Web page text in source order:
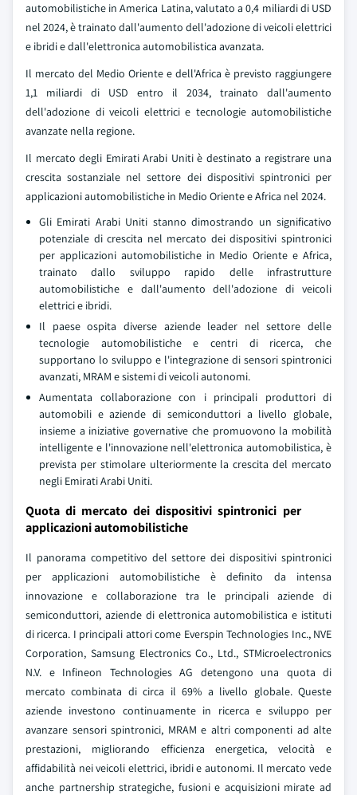
automobilistiche in America Latina, valutato a 0,4 miliardi di USD
nel 2024, è trainato dall'aumento dell'adozione di veicoli elettrici
e ibridi e dall'elettronica automobilistica avanzata.
Il mercato del Medio Oriente e dell'Africa è previsto raggiungere
1,1 miliardi di USD entro il 2034, trainato dall'aumento
dell'adozione di veicoli elettrici e tecnologie automobilistiche
avanzate nella regione.
Il mercato degli Emirati Arabi Uniti è destinato a registrare una
crescita sostanziale nel settore dei dispositivi spintronici per
applicazioni automobilistiche in Medio Oriente e Africa nel 2024.
Gli Emirati Arabi Uniti stanno dimostrando un significativo
potenziale di crescita nel mercato dei dispositivi spintronici
per applicazioni automobilistiche in Medio Oriente e Africa,
trainato dallo sviluppo rapido delle infrastrutture
automobilistiche e dall'aumento dell'adozione di veicoli
elettrici e ibridi.
Il paese ospita diverse aziende leader nel settore delle
tecnologie automobilistiche e centri di ricerca, che
supportano lo sviluppo e l'integrazione di sensori spintronici
avanzati, MRAM e sistemi di veicoli autonomi.
Aumentata collaborazione con i principali produttori di
automobili e aziende di semiconduttori a livello globale,
insieme a iniziative governative che promuovono la mobilità
intelligente e l'innovazione nell'elettronica automobilistica, è
prevista per stimolare ulteriormente la crescita del mercato
negli Emirati Arabi Uniti.
Quota di mercato dei dispositivi spintronici per
applicazioni automobilistiche
Il panorama competitivo del settore dei dispositivi spintronici
per applicazioni automobilistiche è definito da intensa
innovazione e collaborazione tra le principali aziende di
semiconduttori, aziende di elettronica automobilistica e istituti
di ricerca. I principali attori come Everspin Technologies Inc., NVE
Corporation, Samsung Electronics Co., Ltd., STMicroelectronics
N.V. e Infineon Technologies AG detengono una quota di
mercato combinata di circa il 69% a livello globale. Queste
aziende investono continuamente in ricerca e sviluppo per
avanzare sensori spintronici, MRAM e altri componenti ad alte
prestazioni, migliorando efficienza energetica, velocità e
affidabilità nei veicoli elettrici, ibridi e autonomi. Il mercato vede
anche partnership strategiche, fusioni e acquisizioni mirate ad